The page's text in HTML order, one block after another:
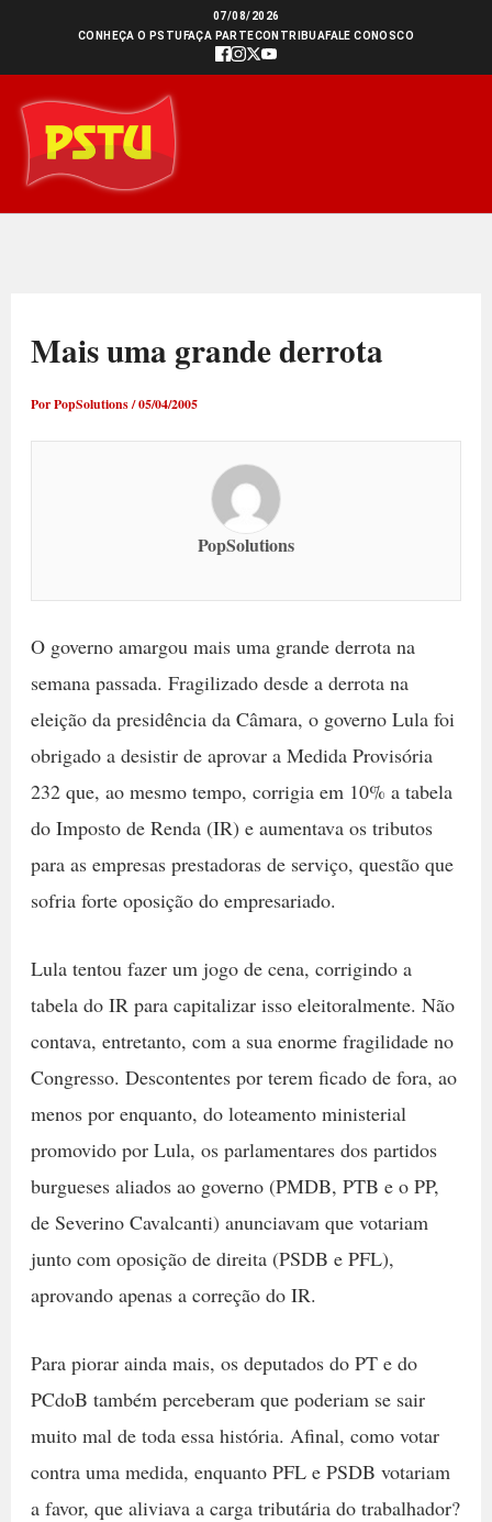
conteúdo
07/08/2026
CONHEÇA O PSTU FAÇA PARTECONTRIBUAFALE CONOSCO
Mais uma grande derrota
PorPopSolutions/05/04/2005
PopSolutions
O governo amargou mais uma grande derrota na
semana passada. Fragilizado desde a derrota na
eleição da presidência da Câmara, o governo Lula foi
obrigado a desistir de aprovar a Medida Provisória
232 que, ao mesmo tempo, corrigia em 10% a tabela
do Imposto de Renda (IR) e aumentava os tributos
para as empresas prestadoras de serviço, questão que
sofria forte oposição do empresariado.
Lula tentou fazer um jogo de cena, corrigindo a
tabela do IR para capitalizar isso eleitoralmente. Não
contava, entretanto, com a sua enorme fragilidade no
Congresso. Descontentes por terem ficado de fora, ao
menos por enquanto, do loteamento ministerial
promovido por Lula, os parlamentares dos partidos
burgueses aliados ao governo (PMDB, PTB e o PP,
de Severino Cavalcanti) anunciavam que votariam
junto com oposição de direita (PSDB e PFL),
aprovando apenas a correção do IR.
Para piorar ainda mais, os deputados do PT e do
PCdoB também perceberam que poderiam se sair
muito mal de toda essa história. Afinal, como votar
contra uma medida, enquanto PFL e PSDB votariam
a favor, que aliviava a carga tributária do trabalhador?